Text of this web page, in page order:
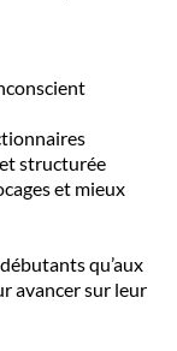
structurée
et mieux
qu’aux
avancer sur leur